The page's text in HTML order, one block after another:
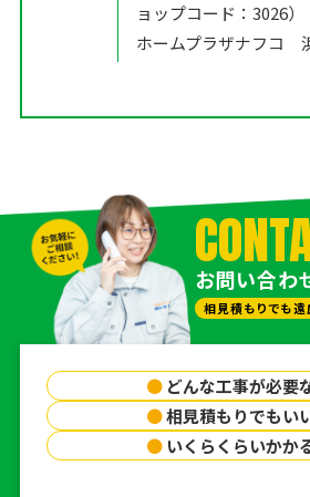
ョップコード：3026）
ホームプラザナフコ
お問い合わ
相見積もりでも遠
● どんな工事が必要
●相見積もりでもい
● いくらくらいかか